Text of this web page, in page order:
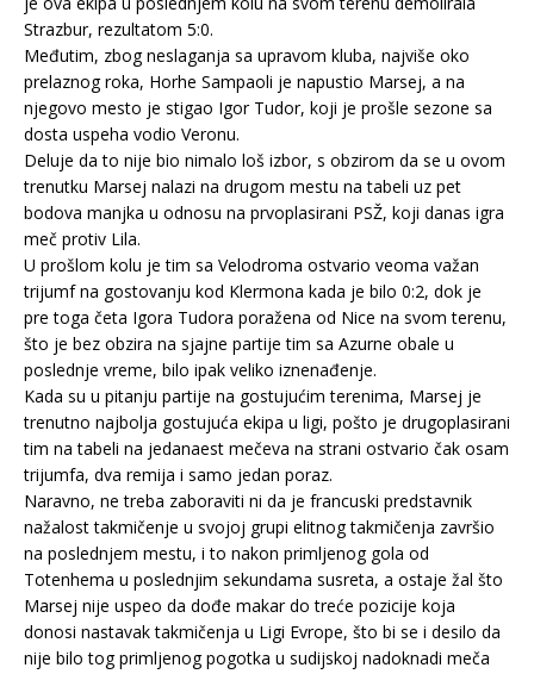
Strazbur, rezultatom 5:0.
Međutim, zbog neslaganja sa upravom kluba, najviše oko
prelaznog roka, Horhe Sampaoli je napustio Marsej, a na
njegovo mesto je stigao Igor Tudor, koji je prošle sezone sa
dosta uspeha vodio Veronu.
Deluje da to nije bio nimalo loš izbor, s obzirom da se u ovom
trenutku Marsej nalazi na drugom mestu na tabeli uz pet
bodova manjka u odnosu na prvoplasirani PSŽ, koji danas igra
meč protiv Lila.
U prošlom kolu je tim sa Velodroma ostvario veoma važan
trijumf na gostovanju kod Klermona kada je bilo 0:2, dok je
pre toga četa Igora Tudora poražena od Nice na svom terenu,
što je bez obzira na sjajne partije tim sa Azurne obale u
poslednje vreme, bilo ipak veliko iznenađenje.
Kada su u pitanju partije na gostujućim terenima, Marsej je
trenutno najbolja gostujuća ekipa u ligi, pošto je drugoplasirani
tim na tabeli na jedanaest mečeva na strani ostvario čak osam
trijumfa, dva remija i samo jedan poraz.
Naravno, ne treba zaboraviti ni da je francuski predstavnik
nažalost takmičenje u svojoj grupi elitnog takmičenja završio
na poslednjem mestu, i to nakon primljenog gola od
Totenhema u poslednjim sekundama susreta, a ostaje žal što
Marsej nije uspeo da dođe makar do treće pozicije koja
donosi nastavak takmičenja u Ligi Evrope, što bi se i desilo da
nije bilo tog primljenog pogotka u sudijskoj nadoknadi meča